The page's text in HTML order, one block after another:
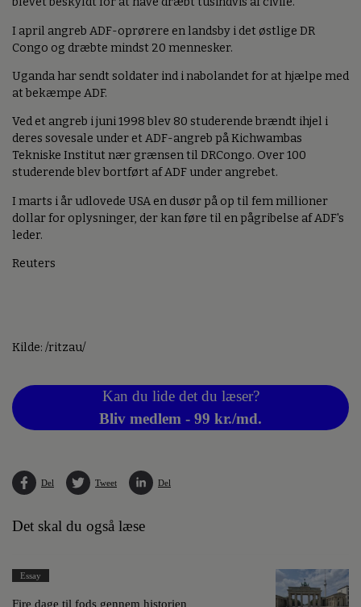
I april angreb ADF-oprørere en landsby i det østlige DR
Congo og dræbte mindst 20 mennesker.
Uganda har sendt soldater ind i nabolandet for at hjælpe med
at bekæmpe ADF.
Ved et angreb i juni 1998 blev 80 studerende brændt ihjel i
deres sovesale under et ADF-angreb på Kichwambas
Tekniske Institut nær grænsen til DRCongo. Over 100
studerende blev bortført af ADF under angrebet.
I marts i år udlovede USA en dusør på op til fem millioner
dollar for oplysninger, der kan føre til en pågribelse af ADF's
leder.
Reuters
Kilde: /ritzau/
Kan du lide det du læser?
Bliv medlem - 99 kr./md.
Del Tweet Del
Det skal du også læse
Essay
Fire dage til fods gennem historien